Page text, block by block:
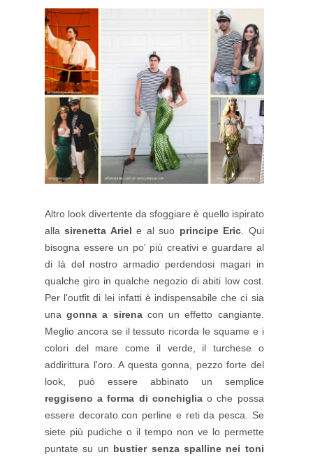
Altro look divertente da sfoggiare è quello ispirato
allasirenetta Ariel e al suo principe Eric . Qui
bisogna essere un po' più creativi e guardare al
di là del nostro armadio perdendosi magari in
qualche giro in qualche negozio di abiti low cost.
Per l'outfit di lei infatti è indispensabile che ci sia
unagonna a sirenacon un effetto cangiante.
Meglio ancora se il tessuto ricorda le squame e i
colori del mare come il verde, il turchese o
addirittura l'oro. A questa gonna, pezzo forte del
look, può essere abbinato un semplice
reggiseno a forma di conchigliao che possa
essere decorato con perline e reti da pesca. Se
siete più pudiche o il tempo non ve lo permette
puntate su un bustier senza spalline nei toni